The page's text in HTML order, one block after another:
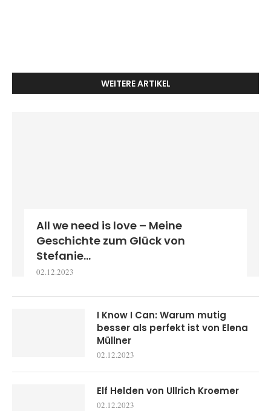
WEITERE ARTIKEL
All we need is love – Meine
Geschichte zum Glück von
Stefanie...
02.12.2023
I Know I Can: Warum mutig
besser als perfekt ist von Elena
Müllner
02.12.2023
Elf Helden von Ullrich Kroemer
02.12.2023